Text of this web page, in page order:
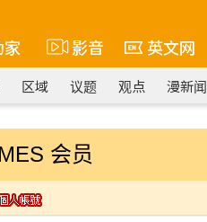
家 影音 英文网
区域 议题 观点 漫新闻
会员